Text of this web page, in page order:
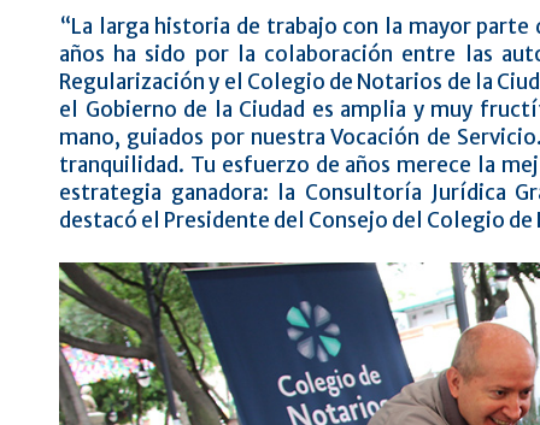
“La larga historia de trabajo con la mayor
años ha sido por la colaboración entre las
Regularización y el Colegio de Notarios de la
el Gobierno de la Ciudad es amplia y muy
mano, guiados por nuestra Vocación de
tranquilidad. Tu esfuerzo de años merece la
estrategia ganadora: la Consultoría Jurídica
destacó el Presidente del Consejo del Colegio